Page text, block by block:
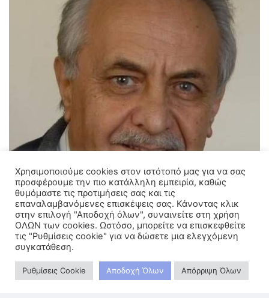
– Θέλοντας να τιμήσω την παράδοση του τόπου μας,
επέλεξα το παρακάτω παραδοσιακό τραγούδι:
Βασι μωρέ βασιλικέ μου τρίκλωνε
βασιλικέ μου τρίκλωνε με τα σαράντα φύλλα
Χρησιμοποιούμε cookies στον ιστότοπό μας για να σας
προσφέρουμε την πιο κατάλληλη εμπειρία, καθώς
θυμόμαστε τις προτιμήσεις σας και τις
επαναλαμβανόμενες επισκέψεις σας. Κάνοντας κλικ
στην επιλογή "Αποδοχή όλων", συναινείτε στη χρήση
ΟΛΩΝ των cookies. Ωστόσο, μπορείτε να επισκεφθείτε
τις "Ρυθμίσεις cookie" για να δώσετε μια ελεγχόμενη
συγκατάθεση.
Ρυθμίσεις Cookie Αποδοχή Όλων Απόρριψη Όλων